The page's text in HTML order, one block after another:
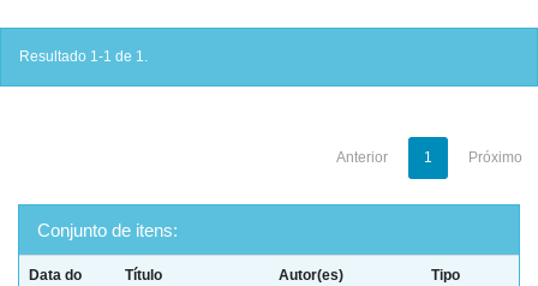
Resultado 1-1 de 1.
Anterior 1 Próximo
Conjunto de itens:
Data do
Título Autor(es) Tipo